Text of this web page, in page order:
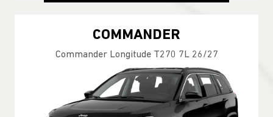
COMMANDER
Commander Longitude T270 7L 26/27